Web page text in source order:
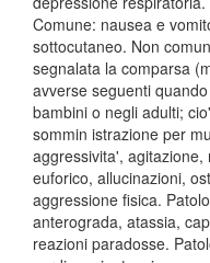
Comune: nausea e
sottocutaneo. Non
segnalata la comparsa
avverse seguenti
bambini o negli adulti;
sommin istrazione per
aggressivita',
euforico, allucinazioni,
aggressione fisica.
anterograda, atassia,
reazioni paradosse.